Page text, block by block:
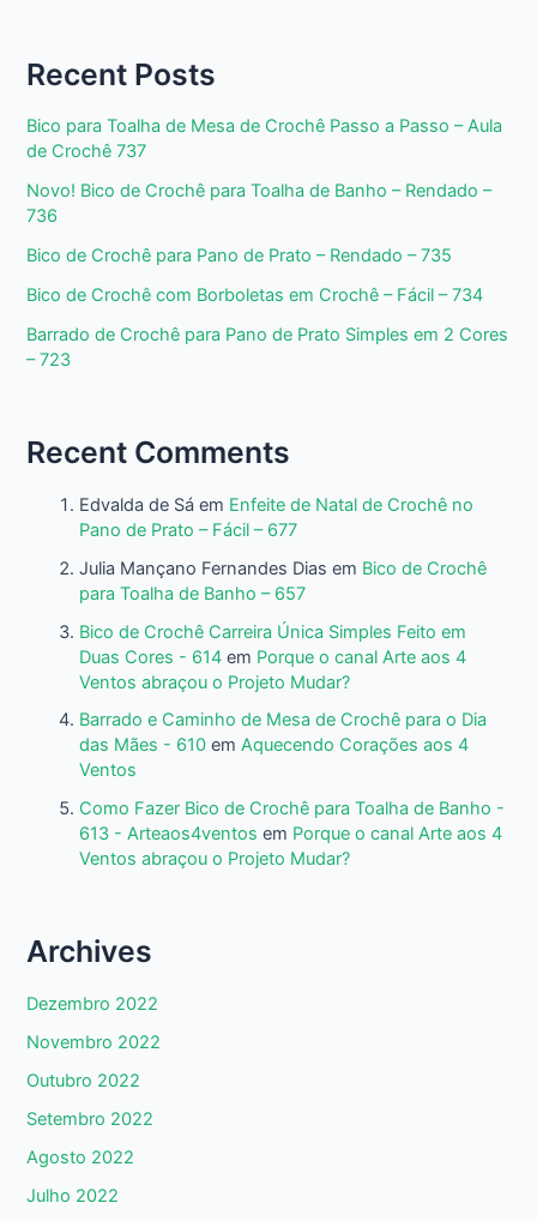
Recent Posts
Bico para Toalha de Mesa de Crochê Passo a Passo – Aula
de Crochê 737
Novo! Bico de Crochê para Toalha de Banho – Rendado –
736
Bico de Crochê para Pano de Prato – Rendado – 735
Bico de Crochê com Borboletas em Crochê – Fácil – 734
Barrado de Crochê para Pano de Prato Simples em 2 Cores
– 723
Recent Comments
Edvalda de Sá em Enfeite de Natal de Crochê no
Pano de Prato – Fácil – 677
Julia Mançano Fernandes Dias em Bico de Crochê
para Toalha de Banho – 657
Bico de Crochê Carreira Única Simples Feito em
Duas Cores - 614 em Porque o canal Arte aos 4
Ventos abraçou o Projeto Mudar?
Barrado e Caminho de Mesa de Crochê para o Dia
das Mães - 610 emAquecendo Corações aos 4
Ventos
Como Fazer Bico de Crochê para Toalha de Banho -
613 - Arteaos4ventos em Porque o canal Arte aos 4
Ventos abraçou o Projeto Mudar?
Archives
Dezembro 2022
Novembro 2022
Outubro 2022
Setembro 2022
Agosto 2022
Julho 2022